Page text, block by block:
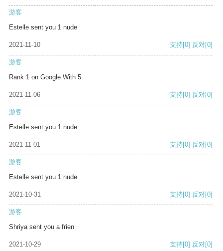
游客
Estelle sent you 1 nude
2021-11-10 支持[0] 反对[0]
游客
Rank 1 on Google With 5
2021-11-06 支持[0] 反对[0]
游客
Estelle sent you 1 nude
2021-11-01 支持[0] 反对[0]
游客
Estelle sent you 1 nude
2021-10-31 支持[0] 反对[0]
游客
Shriya sent you a frien
2021-10-29 支持[0] 反对[0]